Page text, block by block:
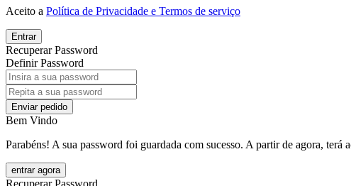
Aceito a Política de Privacidade e Termos de serviço
Entrar
Recuperar Password
Definir Password
Enviar pedido
Bem Vindo
Parabéns! A sua password foi guardada com sucesso. A partir de agora, terá
entrar agora
Recuperar Password